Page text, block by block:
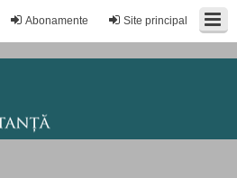
Site principal
Abonamente